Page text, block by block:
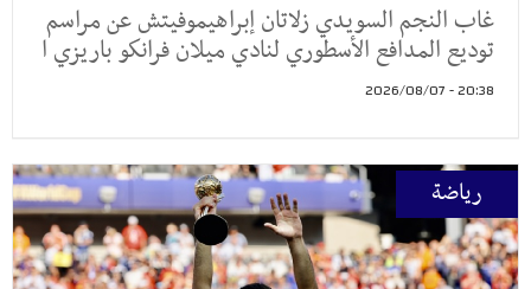
غاب النجم السويدي زلاتان إبراهيموفيتش عن مراسم
توديع المدافع الأسطوري لنادي ميلان فرانكو باريزي ا
20:38 - 2026/08/07
رياضة